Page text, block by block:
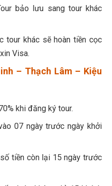
bảo lưu sang tour khác
tour khác sẽ hoàn tiền cọc
Visa.
– Thạch Lâm – Kiệu
khi đăng ký tour.
07 ngày trước ngày khởi
tiền còn lại 15 ngày trước